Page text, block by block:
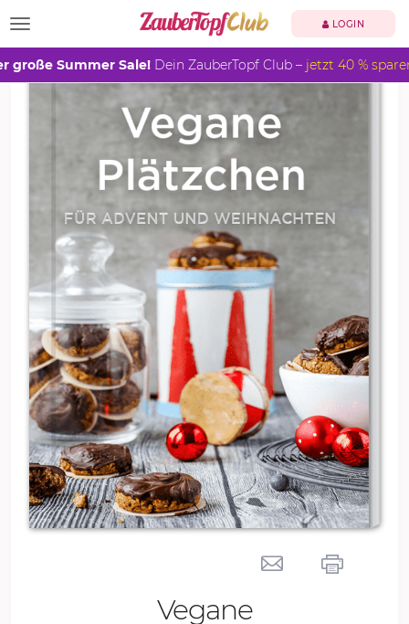
TOGGLE NAVIGATION LOGIN
große Summer Sale! Dein ZauberTopf Club – jetzt 40 %
Vegane